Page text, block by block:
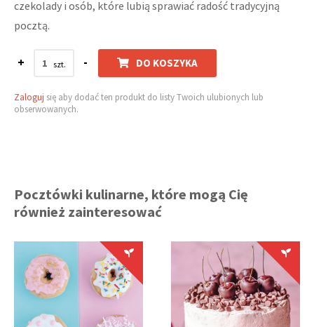
czekolady i osób, które lubią sprawiać radość tradycyjną
pocztą.
+ - DO KOSZYKA
Zaloguj się aby dodać ten produkt do listy Twoich ulubionych lub
obserwowanych.
Pocztówki kulinarne, które mogą Cię
również zainteresować